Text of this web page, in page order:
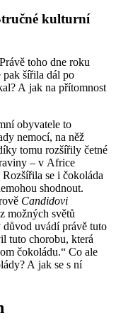
kulturní
toho dne roku
pak šířila dál po
A jak na přítomnost
obyvatele to
nemocí, na něž
tomu rozšířily četné
– v Africe
se i čokoláda
shodnout.
Candidovi
možných světů
uvádí právě tuto
tuto chorobu, která
čokoládu.“ Co ale
A jak se s ní